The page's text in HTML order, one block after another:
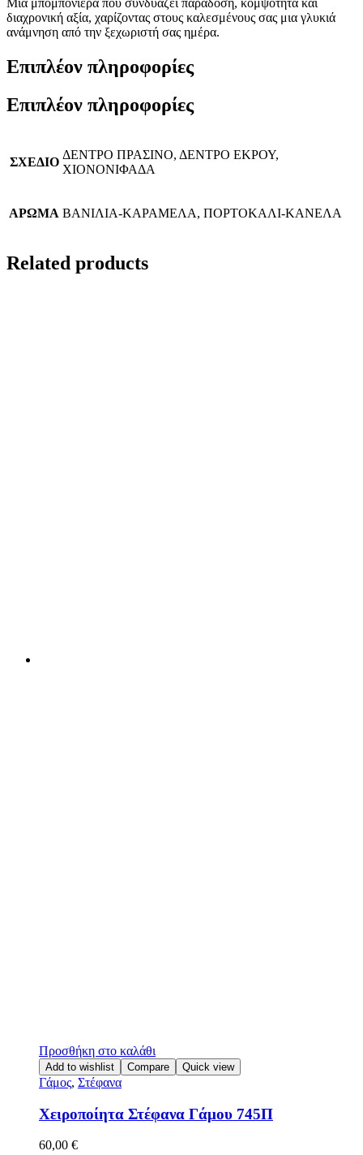
Μια μπομπονιέρα που συνδυάζει παράδοση, κομψότητα και
διαχρονική αξία, χαρίζοντας στους καλεσμένους σας μια γλυκιά
ανάμνηση από την ξεχωριστή σας ημέρα.
Επιπλέον πληροφορίες
Επιπλέον πληροφορίες
ΣΧΕΔΙΟ
ΔΕΝΤΡΟ ΠΡΑΣΙΝΟ, ΔΕΝΤΡΟ ΕΚΡΟΥ,
ΧΙΟΝΟΝΙΦΑΔΑ
ΑΡΩΜΑ ΒΑΝΙΛΙΑ-ΚΑΡΑΜΕΛΑ, ΠΟΡΤΟΚΑΛΙ-ΚΑΝΕΛΑ
Related products
Προσθήκη στο καλάθι
Add to wishlist Compare Quick view
Γάμος, Στέφανα
Χειροποίητα Στέφανα Γάμου 745Π
60,00 €